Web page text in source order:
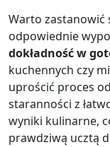
Warto zastanowić
odpowiednie
dokładność w
kuchennych czy
uprościć proces
staranności z
wyniki kulinarne,
prawdziwą ucztą